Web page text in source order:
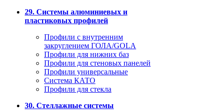
29. Системы алюминиевых и
пластиковых профилей
Профили с внутренним
закруглением ГОЛА/GOLA
Профили для нижних баз
Профили для стеновых панелей
Профили универсальные
Система КАТО
Профили для стекла
30. Стеллажные системы